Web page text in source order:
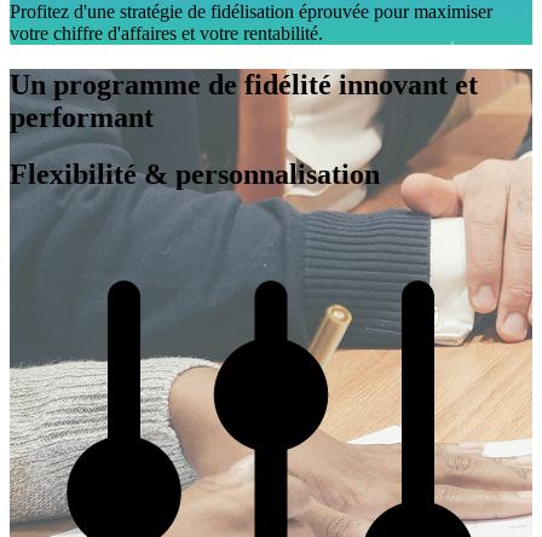
Profitez d'une stratégie de fidélisation éprouvée pour maximiser
votre chiffre d'affaires et votre rentabilité.
Un programme de fidélité innovant et
performant
Flexibilité & personnalisation